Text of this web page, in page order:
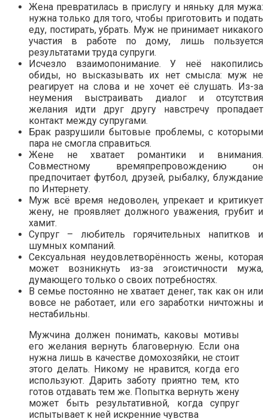
Жена превратилась в прислугу и няньку для мужа:
нужна только для того, чтобы приготовить и подать
еду, постирать, убрать. Муж не принимает никакого
участия в работе по дому, лишь пользуется
результатами труда супруги.
Исчезло взаимопонимание. У неё накопились
обиды, но высказывать их нет смысла: муж не
реагирует на слова и не хочет её слушать. Из-за
неумения выстраивать диалог и отсутствия
желания идти друг другу навстречу пропадает
контакт между супругами.
Брак разрушили бытовые проблемы, с которыми
пара не смогла справиться.
Жене не хватает романтики и внимания.
Совместному времяпрепровождению он
предпочитает футбол, друзей, рыбалку, блуждание
по Интернету.
Муж всё время недоволен, упрекает и критикует
жену, не проявляет должного уважения, грубит и
хамит.
Супруг – любитель горячительных напитков и
шумных компаний.
Сексуальная неудовлетворённость жены, которая
может возникнуть из-за эгоистичности мужа,
думающего только о своих потребностях.
В семье постоянно не хватает денег, так как он или
вовсе не работает, или его заработки ничтожны и
нестабильны.
Мужчина должен понимать, каковы мотивы
его желания вернуть благоверную. Если она
нужна лишь в качестве домохозяйки, не стоит
этого делать. Никому не нравится, когда его
используют. Дарить заботу приятно тем, кто
готов отдавать тем же. Попытка вернуть жену
может быть результативной, когда супруг
испытывает к ней искренние чувства